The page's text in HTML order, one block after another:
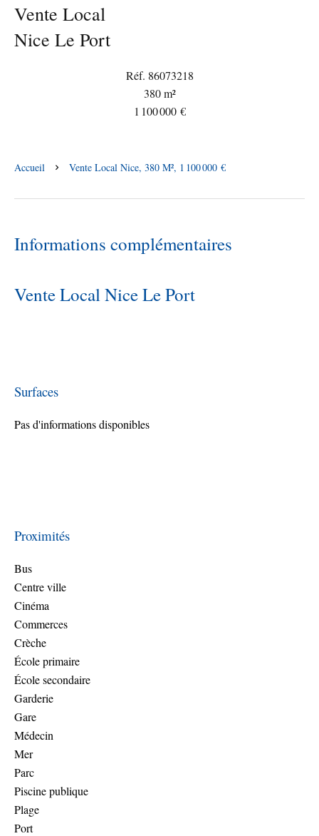
Vente Local
Nice Le Port
Réf. 86073218
380 m²
1 100 000 €
Accueil Vente Local Nice, 380 M², 1 100 000 €
Informations complémentaires
Vente Local Nice Le Port
Surfaces
Pas d'informations disponibles
Proximités
Bus
Centre ville
Cinéma
Commerces
Crèche
École primaire
École secondaire
Garderie
Gare
Médecin
Mer
Parc
Piscine publique
Plage
Port